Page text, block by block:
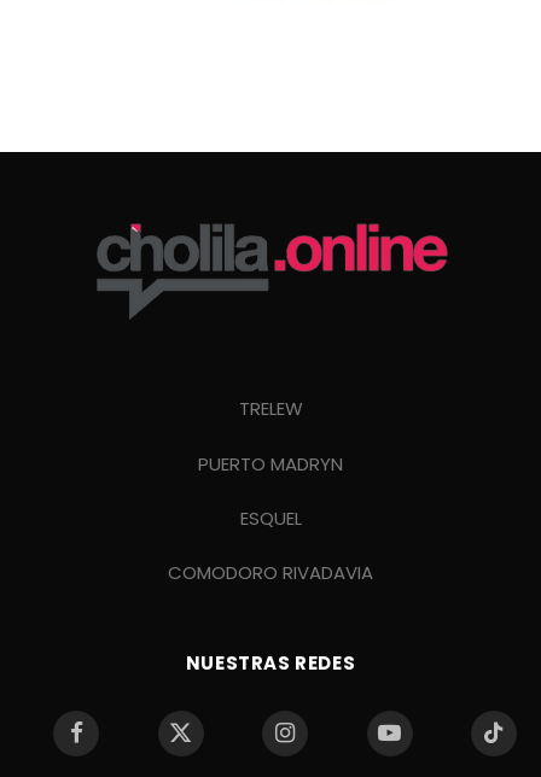
TRELEW
PUERTO MADRYN
ESQUEL
COMODORO RIVADAVIA
NUESTRAS REDES
Facebook
X
Instagram YouTube